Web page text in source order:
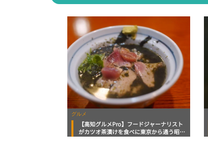
グルメ
【高知グルメPro】フードジャーナリスト
がカツオ茶漬けを食べに東京から通う昭和